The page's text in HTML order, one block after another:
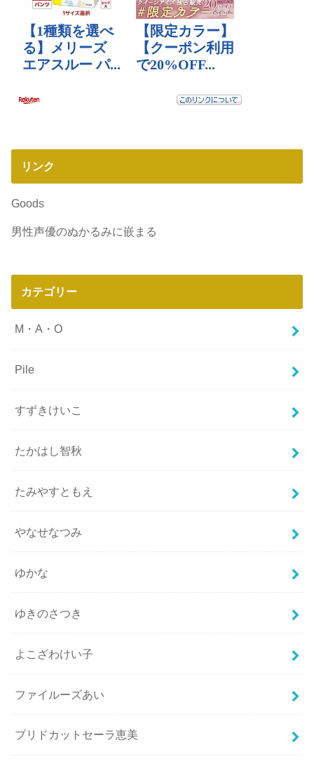
リンク
Goods
男性声優のぬかるみに嵌まる
カテゴリー
M・A・O
Pile
すずきけいこ
たかはし智秋
たみやすともえ
やなせなつみ
ゆかな
ゆきのさつき
よこざわけい子
ファイルーズあい
ブリドカットセーラ恵美